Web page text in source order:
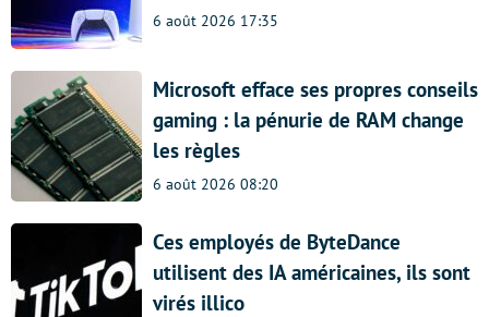
6 août 2026 17:35
Microsoft efface ses propres conseils
gaming : la pénurie de RAM change
les règles
6 août 2026 08:20
Ces employés de ByteDance
utilisent des IA américaines, ils sont
virés illico